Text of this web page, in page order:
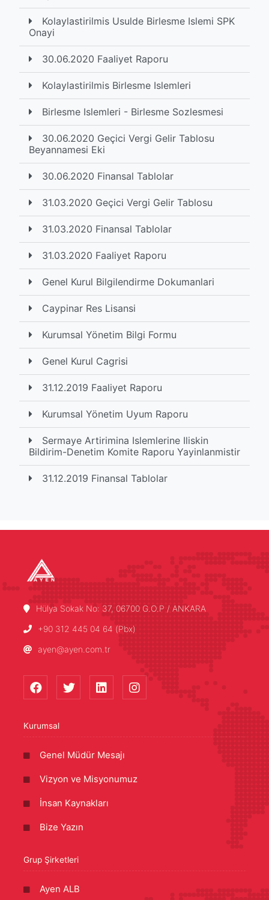
Kolaylastirilmis Usulde Birlesme Islemi SPK
Onayi
30.06.2020 Faaliyet Raporu
Kolaylastirilmis Birlesme Islemleri
Birlesme Islemleri - Birlesme Sozlesmesi
30.06.2020 Geçici Vergi Gelir Tablosu
Beyannamesi Eki
30.06.2020 Finansal Tablolar
31.03.2020 Geçici Vergi Gelir Tablosu
31.03.2020 Finansal Tablolar
31.03.2020 Faaliyet Raporu
Genel Kurul Bilgilendirme Dokumanlari
Caypinar Res Lisansi
Kurumsal Yönetim Bilgi Formu
Genel Kurul Cagrisi
31.12.2019 Faaliyet Raporu
Kurumsal Yönetim Uyum Raporu
Sermaye Artirimina Islemlerine Iliskin
Bildirim-Denetim Komite Raporu Yayinlanmistir
31.12.2019 Finansal Tablolar
Hülya Sokak No: 37, 06700 G.O.P / ANKARA
+90 312 445 04 64 (Pbx)
ayen@ayen.com.tr
Kurumsal
Genel Müdür Mesajı
Vizyon ve Misyonumuz
İnsan Kaynakları
Bize Yazın
Grup Şirketleri
Ayen ALB